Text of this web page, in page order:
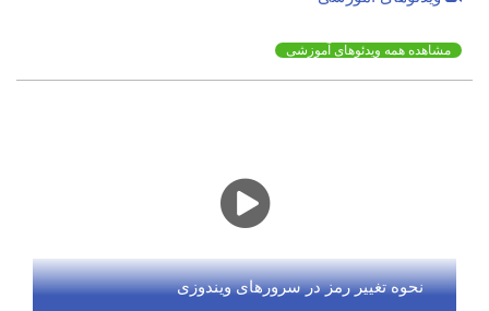
مشاهده همه ویدئوهای آموزشی
نحوه تغییر رمز در سرورهای ویندوزی